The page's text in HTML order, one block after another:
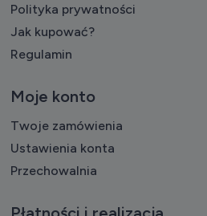
Polityka prywatności
Jak kupować?
Regulamin
Moje konto
Twoje zamówienia
Ustawienia konta
Przechowalnia